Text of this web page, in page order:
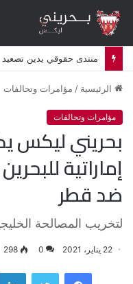
الرئيسية / مؤامرات وتحالفات
مؤامرات وتحالفات
بحريني ليكس
إماراتية
ضد قطر
لتخريب المصالحة
22 يناير، 2021 0
298
فيسبوك